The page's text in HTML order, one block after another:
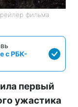
фильма
с РБК-
первый
ужастика